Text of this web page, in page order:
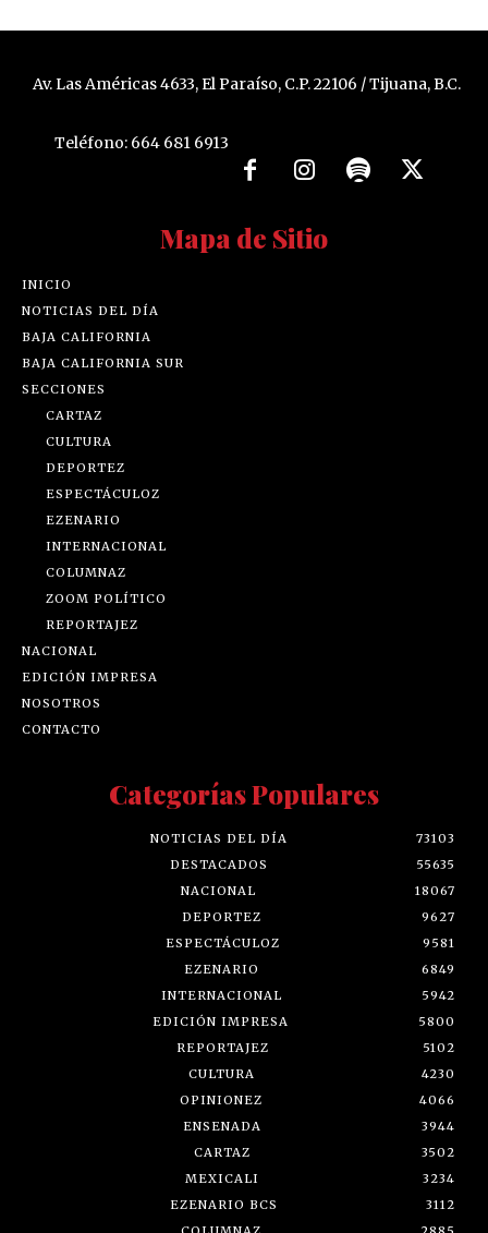
Av. Las Américas 4633, El Paraíso, C.P. 22106 / Tijuana, B.C.
Teléfono: 664 681 6913
Mapa de Sitio
INICIO
NOTICIAS DEL DÍA
BAJA CALIFORNIA
BAJA CALIFORNIA SUR
SECCIONES
CARTAZ
CULTURA
DEPORTEZ
ESPECTÁCULOZ
EZENARIO
INTERNACIONAL
COLUMNAZ
ZOOM POLÍTICO
REPORTAJEZ
NACIONAL
EDICIÓN IMPRESA
NOSOTROS
CONTACTO
Categorías Populares
NOTICIAS DEL DÍA
73103
DESTACADOS
55635
NACIONAL
18067
DEPORTEZ
9627
ESPECTÁCULOZ
9581
EZENARIO
6849
INTERNACIONAL
5942
EDICIÓN IMPRESA
5800
REPORTAJEZ
5102
CULTURA
4230
OPINIONEZ
4066
ENSENADA
3944
CARTAZ
3502
MEXICALI
3234
EZENARIO BCS
3112